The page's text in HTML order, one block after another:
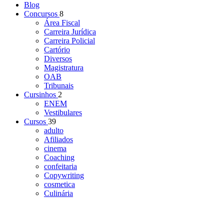
Blog
Concursos 8
Área Fiscal
Carreira Jurídica
Carreira Policial
Cartório
Diversos
Magistratura
OAB
Tribunais
Cursinhos 2
ENEM
Vestibulares
Cursos 39
adulto
Afiliados
cinema
Coaching
confeitaria
Copywriting
cosmetica
Culinária